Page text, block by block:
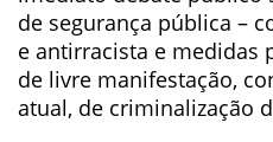
de segurança pública –
e antirracista e medidas
de livre manifestação,
atual, de criminalização